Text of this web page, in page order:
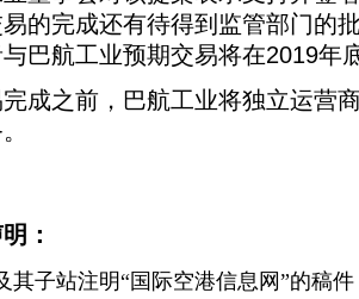
易的完成还有待得到监管部门的
巴航工业预期交易将在2019年
之前，巴航工业将独立运营
：
子站注明“国际空港信息网”的稿件